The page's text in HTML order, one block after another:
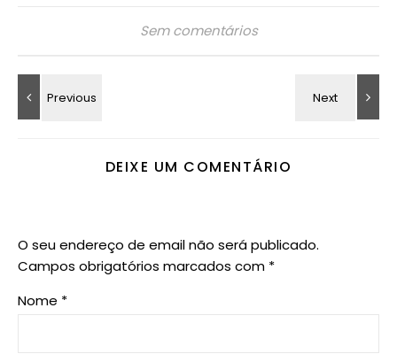
Sem comentários
DEIXE UM COMENTÁRIO
O seu endereço de email não será publicado.
Campos obrigatórios marcados com *
Nome *